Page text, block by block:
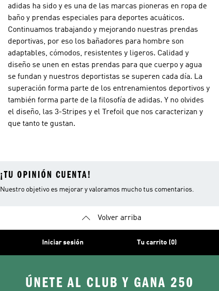
adidas ha sido y es una de las marcas pioneras en ropa de
baño y prendas especiales para deportes acuáticos.
Continuamos trabajando y mejorando nuestras prendas
deportivas, por eso los bañadores para hombre son
adaptables, cómodos, resistentes y ligeros. Calidad y
diseño se unen en estas prendas para que cuerpo y agua
se fundan y nuestros deportistas se superen cada día. La
superación forma parte de los entrenamientos deportivos y
también forma parte de la filosofía de adidas. Y no olvides
el diseño, las 3-Stripes y el Trefoil que nos caracterizan y
que tanto te gustan.
¡TU OPINIÓN CUENTA!
Nuestro objetivo es mejorar y valoramos mucho tus comentarios.
Volver arriba
Iniciar sesión Tu carrito (0)
ÚNETE AL CLUB Y GANA 250